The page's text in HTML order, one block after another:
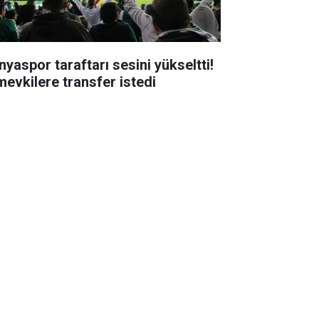
taraftarı sesini yükseltti!
transfer istedi